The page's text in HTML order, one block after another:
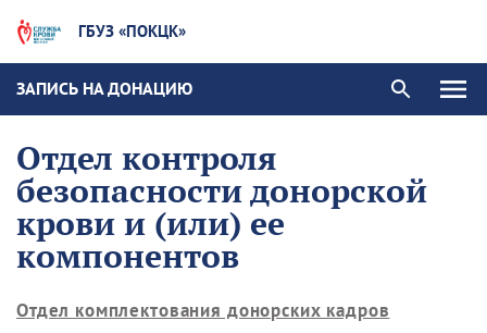
ГБУЗ «ПОКЦК»
ЗАПИСЬ НА ДОНАЦИЮ
Отдел контроля
безопасности донорской
крови и (или) ее
компонентов
Отдел комплектования донорских кадров